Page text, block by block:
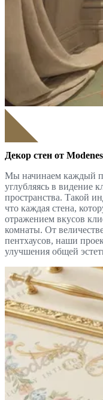
Декор стен от
Мы начинаем каждый
углубляясь в видение
пространства. Такой
что каждая стена,
отражением вкусов
комнаты. От
пентхаусов, наши
улучшения общей